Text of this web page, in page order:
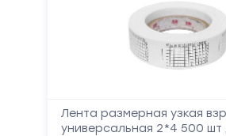
Лента размерная узкая
универсальная 2*4 500